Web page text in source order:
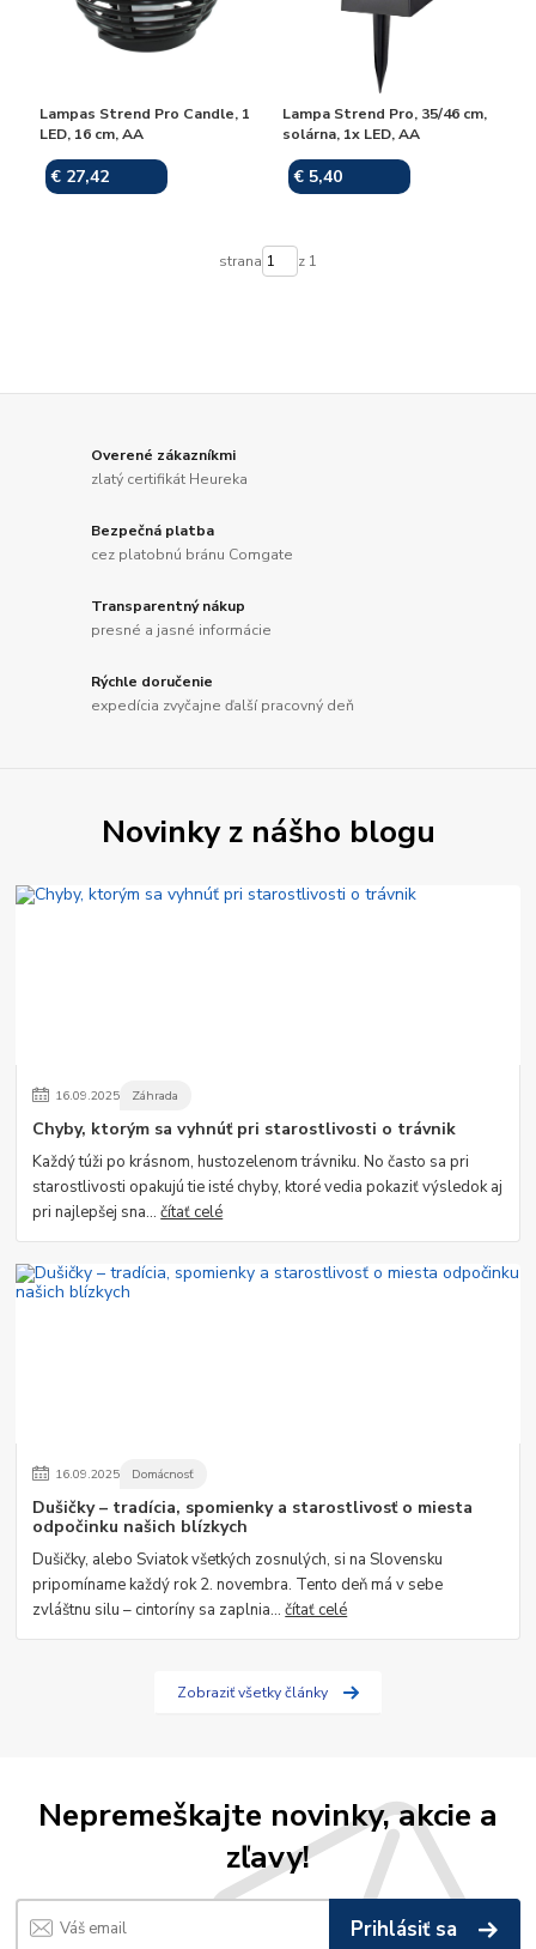
Lampas Strend Pro Candle, 1
LED, 16 cm, AA
€ 27,42
Lampa Strend Pro, 35/46 cm,
solárna, 1x LED, AA
€ 5,40
strana z 1
Overené zákazníkmi
zlatý certifikát Heureka
Bezpečná platba
cez platobnú bránu Comgate
Transparentný nákup
presné a jasné informácie
Rýchle doručenie
expedícia zvyčajne ďalší pracovný deň
Novinky z nášho blogu
16.09.2025 Záhrada
Chyby, ktorým sa vyhnúť pri starostlivosti o trávnik
Každý túži po krásnom, hustozelenom trávniku. No často sa pri
starostlivosti opakujú tie isté chyby, ktoré vedia pokaziť výsledok aj
pri najlepšej sna...čítať celé
16.09.2025 Domácnosť
Dušičky – tradícia, spomienky a starostlivosť o miesta
odpočinku našich blízkych
Dušičky, alebo Sviatok všetkých zosnulých, si na Slovensku
pripomíname každý rok 2. novembra. Tento deň má v sebe
zvláštnu silu – cintoríny sa zaplnia...čítať celé
Zobraziť všetky články
Nepremeškajte novinky, akcie a
zľavy!
Prihlásiť sa